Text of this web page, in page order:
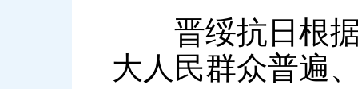
晋绥抗日根据
大人民群众普遍